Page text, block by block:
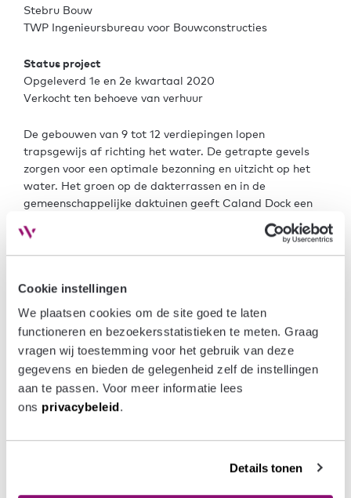
Cookie instellingen
We plaatsen cookies om de site goed te laten
functioneren en bezoekersstatistieken te meten. Graag
vragen wij toestemming voor het gebruik van deze
gegevens en bieden de gelegenheid zelf de instellingen
aan te passen. Voor meer informatie lees
ons privacybeleid.
Details tonen
Stebru Bouw
TWP Ingenieursbureau voor Bouwconstructies
Status project
Opgeleverd 1e en 2e kwartaal 2020
Verkocht ten behoeve van verhuur
De gebouwen van 9 tot 12 verdiepingen lopen
trapsgewijs af richting het water. De getrapte gevels
zorgen voor een optimale bezonning en uitzicht op het
water. Het groen op de dakterrassen en in de
gemeenschappelijke daktuinen geeft Caland Dock een
vriendelijke uitstraling. Tussen de gebouwen zijn
autovrije speel-/woonstraten aangelegd die direct
grenzen aan de voortuinen van de woningen op de
leefomgeving voor de bewoners en bezoekers.
In de plint aan de Calandkade zit inmiddels horeca met
voor detailhandel. In de nabije toekomst wordt ook een
jachthaven gerealiseerd, waardoor Caland Dock zonder
enige twijfel in trek zal zijn en blijven.